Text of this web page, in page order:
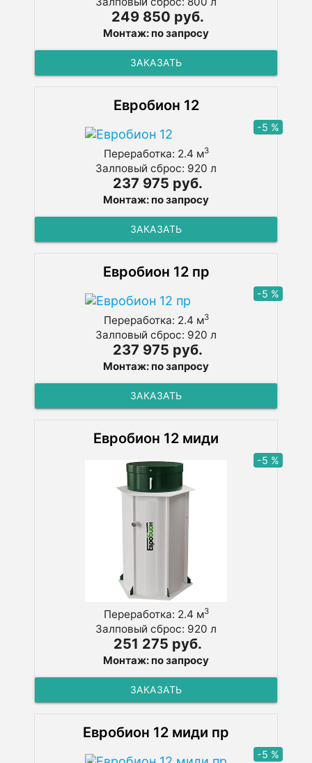
249 850 руб.
Монтаж: по запросу
ЗАКАЗАТЬ
Евробион 12
-5 %
Переработка: 2.4 м3
Залповый сброс: 920 л
237 975 руб.
Монтаж: по запросу
ЗАКАЗАТЬ
Евробион 12 пр
-5 %
Переработка: 2.4 м3
Залповый сброс: 920 л
237 975 руб.
Монтаж: по запросу
ЗАКАЗАТЬ
Евробион 12 миди
-5 %
Переработка: 2.4 м3
Залповый сброс: 920 л
251 275 руб.
Монтаж: по запросу
ЗАКАЗАТЬ
Евробион 12 миди пр
-5 %